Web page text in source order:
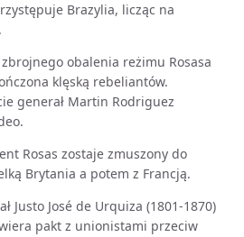
Brazylia, licząc na
obalenia reżimu Rosasa
klęską rebeliantów.
generał Martin Rodriguez
Rosas zostaje zmuszony do
Brytania a potem z Francją.
Justo José de Urquiza (1801-1870)
pakt z unionistami przeciw